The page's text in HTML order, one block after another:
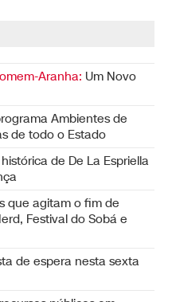
Aranha: Um Novo
Ambientes de
de todo o Estado
de De La Espriella
que agitam o fim de
Festival do Sobá e
de espera nesta sexta